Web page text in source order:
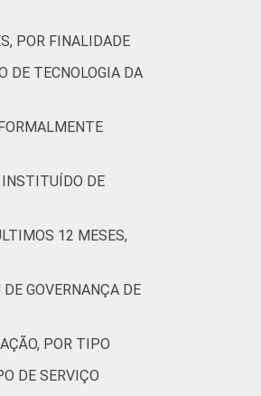
POR FINALIDADE
DE TECNOLOGIA DA
INSTITUÍDO DE
12 MESES,
GOVERNANÇA DE
POR TIPO
DE SERVIÇO